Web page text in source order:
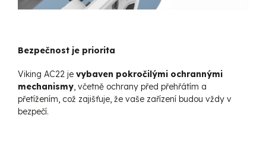
Bezpečnost je priorita
Viking AC22 je vybaven pokročilými ochrannými
mechanismy, včetně ochrany před přehřátím a
přetížením, což zajišťuje, že vaše zařízení budou vždy v
bezpečí.